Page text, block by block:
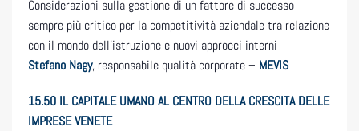
Considerazioni sulla gestione di un fattore di successo
sempre più critico per la competitività aziendale tra relazione
con il mondo dell’istruzione e nuovi approcci interni
Stefano Nagy, responsabile qualità corporate – MEVIS
15.50 IL CAPITALE UMANO AL CENTRO DELLA CRESCITA DELLE
IMPRESE VENETE